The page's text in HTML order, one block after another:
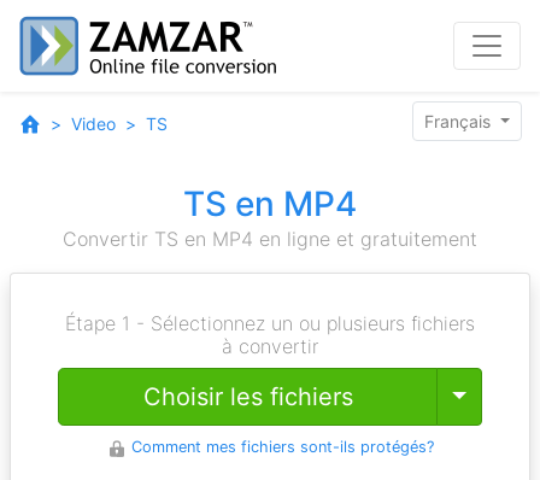
Video TS Français
TS en MP4
Convertir TS en MP4 en ligne et gratuitement
Étape 1 - Sélectionnez un ou plusieurs fichiers
à convertir
Choisir les fichiers Toggle
Comment mes fichiers sont-ils protégés?